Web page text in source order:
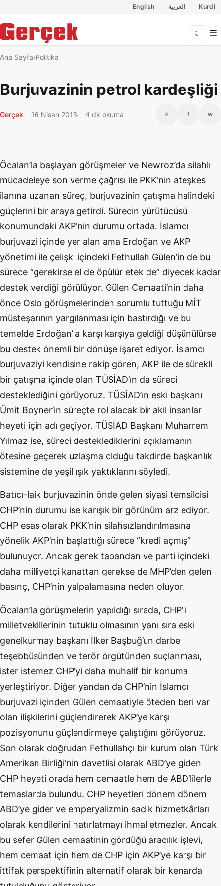
English العربية Kurdî
☾ ☰
Ana Sayfa Politika
Burjuvazinin petrol kardeşliği
Gerçek 16 Nisan 2013 4 dk okuma 𝕏 f w
Öcalan’la başlayan görüşmeler ve Newroz’da silahlı
mücadeleye son verme çağrısı ile PKK’nin ateşkes
ilanına uzanan süreç, burjuvazinin çatışma halindeki
güçlerini bir araya getirdi. Sürecin yürütücüsü
konumundaki AKP’nin durumu ortada. İslamcı
burjuvazi içinde yer alan ama Erdoğan ve AKP
yönetimi ile çelişki içindeki Fethullah Gülen’in de bu
sürece “gerekirse el de öpülür etek de” diyecek kadar
destek verdiği görülüyor. Gülen Cemaati’nin daha
önce Oslo görüşmelerinden sorumlu tuttuğu MİT
müsteşarının yargılanması için bastırdığı ve bu
temelde Erdoğan’la karşı karşıya geldiği düşünülürse
bu destek önemli bir dönüşe işaret ediyor. İslamcı
burjuvaziyi kendisine rakip gören, AKP ile de sürekli
bir çatışma içinde olan TÜSİAD’ın da süreci
desteklediğini görüyoruz. TÜSİAD’ın eski başkanı
Ümit Boyner’in süreçte rol alacak bir akil insanlar
heyeti için adı geçiyor. TÜSİAD Başkanı Muharrem
Yılmaz ise, süreci desteklediklerini açıklamanın
ötesine geçerek uzlaşma olduğu takdirde başkanlık
sistemine de yeşil ışık yaktıklarını söyledi.
Batıcı-laik burjuvazinin önde gelen siyasi temsilcisi
CHP’nin durumu ise karışık bir görünüm arz ediyor.
CHP esas olarak PKK’nin silahsızlandırılmasına
yönelik AKP’nin başlattığı sürece “kredi açmış”
bulunuyor. Ancak gerek tabandan ve parti içindeki
daha milliyetçi kanattan gerekse de MHP’den gelen
basınç, CHP’nin yalpalamasına neden oluyor.
Öcalan’la görüşmelerin yapıldığı sırada, CHP’li
milletvekillerinin tutuklu olmasının yanı sıra eski
genelkurmay başkanı İlker Başbuğ’un darbe
teşebbüsünden ve terör örgütünden suçlanması,
ister istemez CHP’yi daha muhalif bir konuma
yerleştiriyor. Diğer yandan da CHP’nin İslamcı
burjuvazi içinden Gülen cemaatiyle öteden beri var
olan ilişkilerini güçlendirerek AKP’ye karşı
pozisyonunu güçlendirmeye çalıştığını görüyoruz.
Son olarak doğrudan Fethullahçı bir kurum olan Türk
Amerikan Birliği’nin davetlisi olarak ABD’ye giden
CHP heyeti orada hem cemaatle hem de ABD’lilerle
temaslarda bulundu. CHP heyetleri dönem dönem
ABD’ye gider ve emperyalizmin sadık hizmetkârları
olarak kendilerini hatırlatmayı ihmal etmezler. Ancak
bu sefer Gülen cemaatinin gördüğü aracılık işlevi,
hem cemaat için hem de CHP için AKP’ye karşı bir
ittifak perspektifinin alternatif olarak bir kenarda